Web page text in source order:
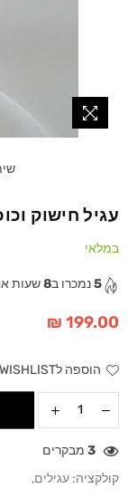
עגיל חישוק
במלאי
5נמכרו ב8שעות
מחיר
199.00 ₪
הוספה לWISHLIST
3 מבקרים
קולקציה: עגילים,